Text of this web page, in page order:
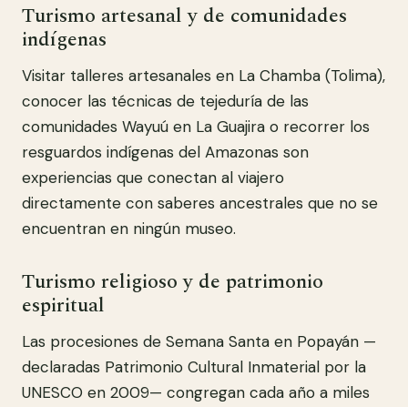
Turismo artesanal y de comunidades
indígenas
Visitar talleres artesanales en La Chamba (Tolima),
conocer las técnicas de tejeduría de las
comunidades Wayuú en La Guajira o recorrer los
resguardos indígenas del Amazonas son
experiencias que conectan al viajero
directamente con saberes ancestrales que no se
encuentran en ningún museo.
Turismo religioso y de patrimonio
espiritual
Las procesiones de Semana Santa en Popayán —
declaradas Patrimonio Cultural Inmaterial por la
UNESCO en 2009— congregan cada año a miles